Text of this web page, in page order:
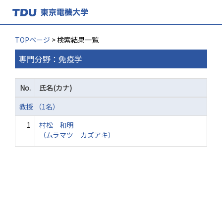
TOPページ > 検索結果一覧
専門分野：免疫学
No.
氏名(カナ)
教授 （1名）
1
村松 和明
（ムラマツ カズアキ）